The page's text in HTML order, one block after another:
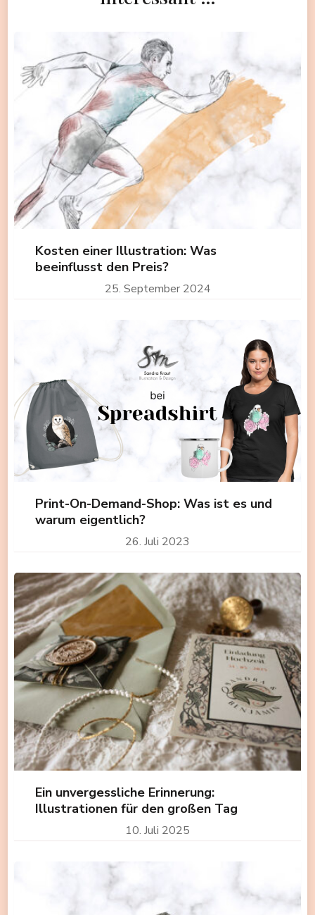
Kosten einer Illustration: Was
beeinflusst den Preis?
25. September 2024
Print-On-Demand-Shop: Was ist es und
warum eigentlich?
26. Juli 2023
Ein unvergessliche Erinnerung:
Illustrationen für den großen Tag
10. Juli 2025